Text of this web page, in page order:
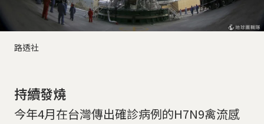
路透社
持續發燒
今年4月在台灣傳出確診病例的H7N9禽流感